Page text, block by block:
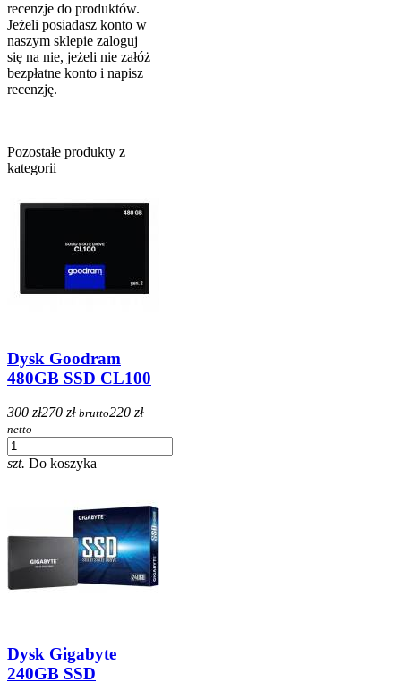
recenzje do produktów.
Jeżeli posiadasz konto w
naszym sklepie zaloguj
się na nie, jeżeli nie załóż
bezpłatne konto i napisz
recenzję.
Pozostałe produkty z
kategorii
Dysk Goodram
480GB SSD CL100
300 zł270 zł brutto220 zł
netto
szt. Do koszyka
Dysk Gigabyte
240GB SSD